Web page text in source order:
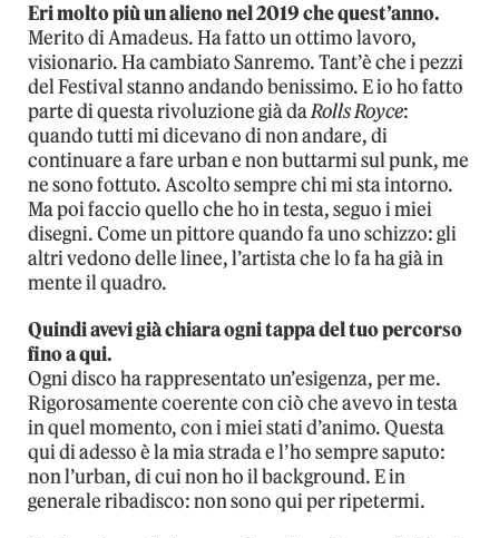
Eri molto più un alieno nel 2019 che quest’anno.
Merito di Amadeus. Ha fatto un ottimo lavoro,
visionario. Ha cambiato Sanremo. Tant’è che i pezzi
del Festival stanno andando benissimo. E io ho fatto
parte di questa rivoluzione già daRolls Royce:
quando tutti mi dicevano di non andare, di
continuare a fare urban e non buttarmi sul punk, me
ne sono fottuto. Ascolto sempre chi mi sta intorno.
Ma poi faccio quello che ho in testa, seguo i miei
disegni. Come un pittore quando fa uno schizzo: gli
altri vedono delle linee, l’artista che lo fa ha già in
mente il quadro.
Quindi avevi già chiara ogni tappa del tuo percorso
fino a qui.
Ogni disco ha rappresentato un’esigenza, per me.
Rigorosamente coerente con ciò che avevo in testa
in quel momento, con i miei stati d’animo. Questa
qui di adesso è la mia strada e l’ho sempre saputo:
non l’urban, di cui non ho il background. E in
generale ribadisco: non sono qui per ripetermi.